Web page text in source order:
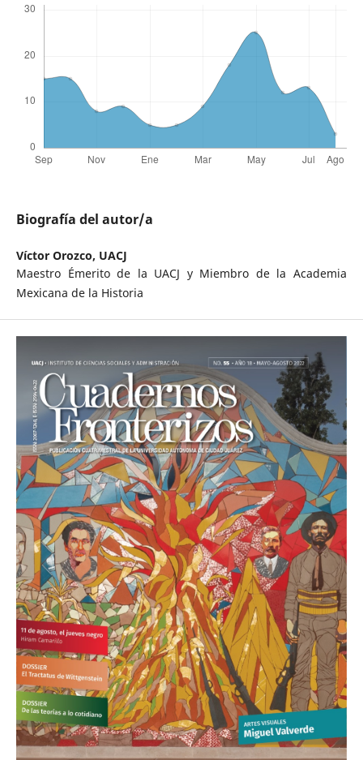
Biografía del autor/a
Víctor Orozco, UACJ
Maestro Émerito de la UACJ y Miembro de la Academia
Mexicana de la Historia